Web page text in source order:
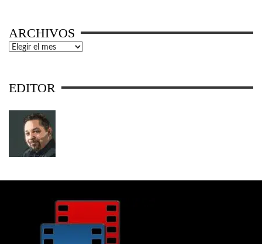
ARCHIVOS
Archivos
EDITOR